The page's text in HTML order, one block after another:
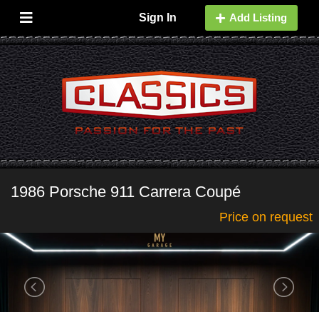
Sign In Add Listing
1986 Porsche 911 Carrera Coupé
Price on request